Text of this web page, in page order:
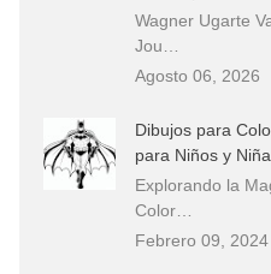
Wagner Ugarte
Jou…
Agosto 06, 2026
Dibujos para
para Niños y
Explorando la
Color…
Febrero 09, 2024